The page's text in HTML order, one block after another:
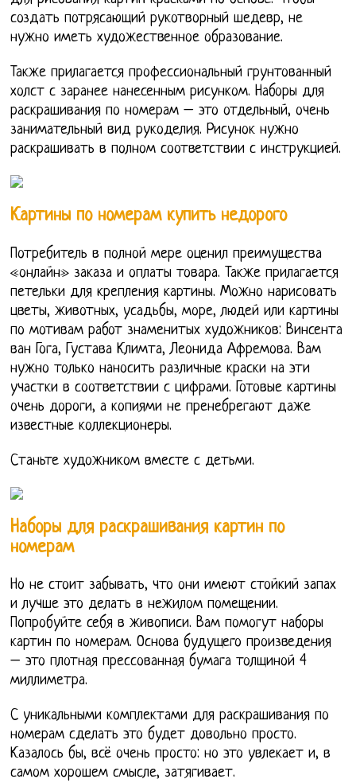
создать потрясающий рукотворный шедевр, не
нужно иметь художественное образование.
Также прилагается профессиональный грунтованный
холст с заранее нанесенным рисунком. Наборы для
раскрашивания по номерам – это отдельный, очень
занимательный вид рукоделия. Рисунок нужно
раскрашивать в полном соответствии с инструкцией.
Картины по номерам купить недорого
Потребитель в полной мере оценил преимущества
«онлайн» заказа и оплаты товара. Также прилагается
петельки для крепления картины. Можно нарисовать
цветы, животных, усадьбы, море, людей или картины
по мотивам работ знаменитых художников: Винсента
ван Гога, Густава Климта, Леонида Афремова. Вам
нужно только наносить различные краски на эти
участки в соответствии с цифрами. Готовые картины
очень дороги, а копиями не пренебрегают даже
известные коллекционеры.
Станьте художником вместе с детьми.
Наборы для раскрашивания картин по
номерам
Но не стоит забывать, что они имеют стойкий запах
и лучше это делать в нежилом помещении.
Попробуйте себя в живописи. Вам помогут наборы
картин по номерам. Основа будущего произведения
– это плотная прессованная бумага толщиной 4
миллиметра.
С уникальными комплектами для раскрашивания по
номерам сделать это будет довольно просто.
Казалось бы, всё очень просто: но это увлекает и, в
самом хорошем смысле, затягивает.